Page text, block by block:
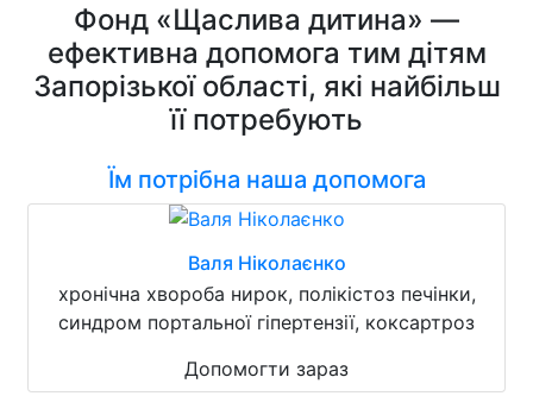
Фонд «Щаслива дитина» —
ефективна допомога тим дітям
Запорізької області, які найбільш
її потребують
Їм потрібна наша допомога
Валя Ніколаєнко
хронічна хвороба нирок, полікістоз печінки,
синдром портальної гіпертензії, коксартроз
Допомогти зараз